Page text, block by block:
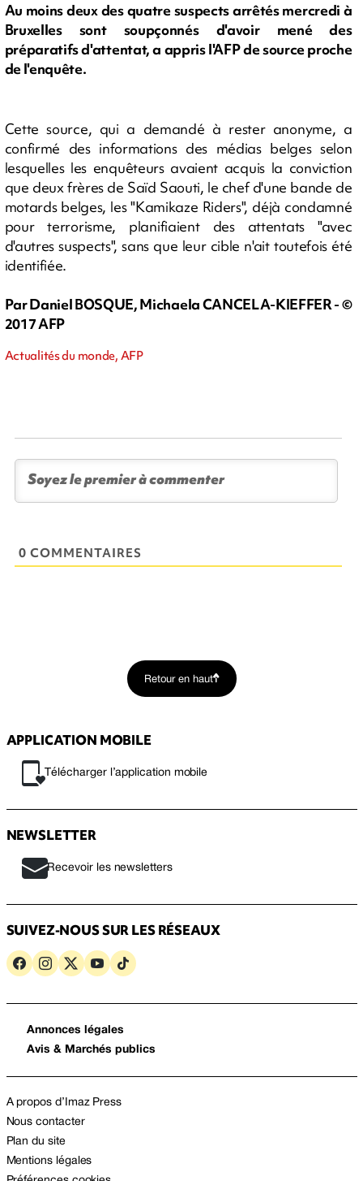
Au moins deux des quatre suspects arrêtés mercredi à
Bruxelles sont soupçonnés d'avoir mené des
préparatifs d'attentat, a appris l'AFP de source proche
de l'enquête.
Cette source, qui a demandé à rester anonyme, a
confirmé des informations des médias belges selon
lesquelles les enquêteurs avaient acquis la conviction
que deux frères de Saïd Saouti, le chef d'une bande de
motards belges, les "Kamikaze Riders", déjà condamné
pour terrorisme, planifiaient des attentats "avec
d'autres suspects", sans que leur cible n'ait toutefois été
identifiée.
Par Daniel BOSQUE, Michaela CANCELA-KIEFFER - ©
2017 AFP
Actualités du monde, AFP
0 COMMENTAIRES
Retour en haut
APPLICATION MOBILE
Télécharger l’application mobile
NEWSLETTER
Recevoir les newsletters
SUIVEZ-NOUS SUR LES RÉSEAUX
Annonces légales
Avis & Marchés publics
A propos d’Imaz Press
Nous contacter
Plan du site
Mentions légales